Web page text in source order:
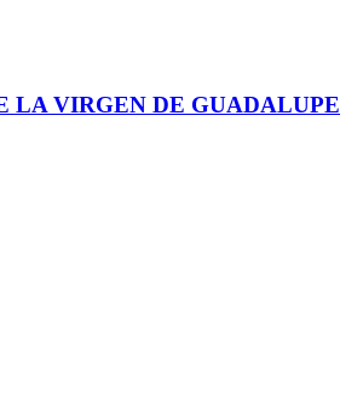
LA VIRGEN DE GUADALUPE